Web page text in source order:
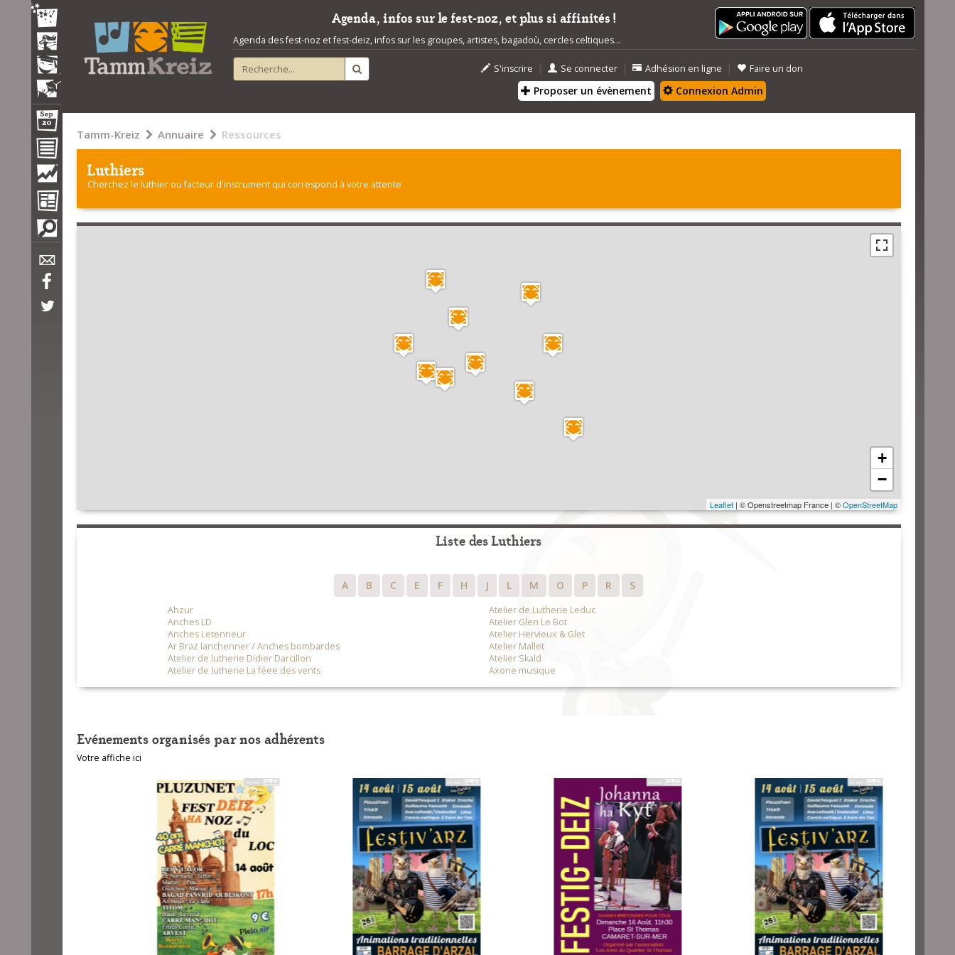
Agenda, infos sur le fest-noz, et plus si affinités !
Agenda des fest-noz et fest-deiz, infos sur les groupes, artistes, bagadoù, cercles celtiques...
S'inscrire | Se connecter | Adhésion en ligne | Faire un don
Proposer un évènement Connexion Admin
Tamm-Kreiz Annuaire Ressources
Luthiers
Cherchez le luthier ou facteur d'instrument qui correspond à votre attente
+
−
Leaflet| © Openstreetmap France | ©OpenStreetMap
Liste des Luthiers
A B C E F H J L M O P R S
Ahzur
Anches LD
Anches Letenneur
Ar Braz lanchenner / Anches bombardes
Atelier de lutherie Didier Darcillon
Atelier de lutherie La féee des vents
Atelier de Lutherie Leduc
Atelier Glen Le Bot
Atelier Hervieux & Glet
Atelier Mallet
Atelier Skald
Axone musique
Evénements organisés par nos adhérents
Votre affiche ici